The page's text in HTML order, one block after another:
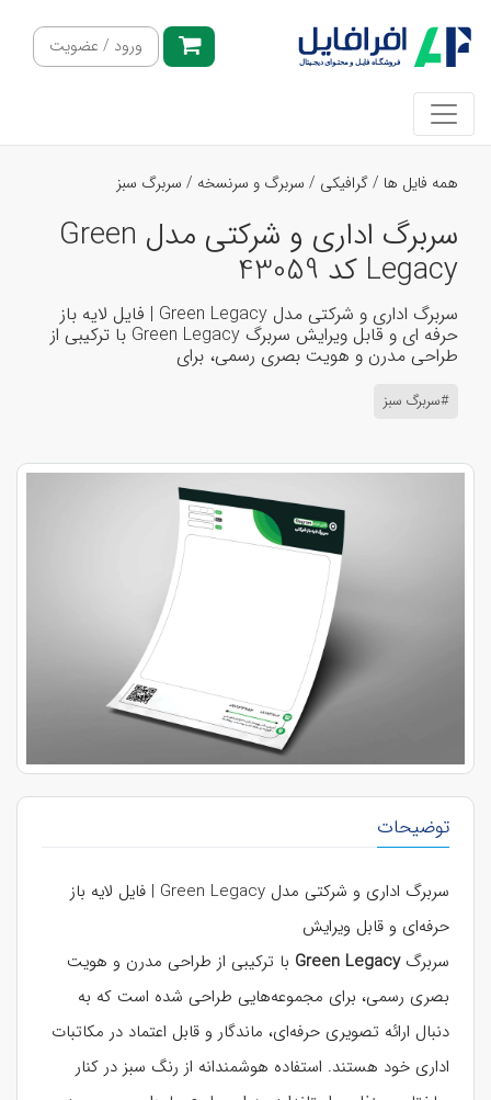
ورود / عضویت
همه فایل ها /گرافیکی / سربرگ و سرنسخه / سربرگ سبز
سربرگ اداری و شرکتی مدل Green
Legacy کد 43059
سربرگ اداری و شرکتی مدل Green Legacy | فایل لایه باز
حرفه ای و قابل ویرایش سربرگ Green Legacy با ترکیبی از
طراحی مدرن و هویت بصری رسمی، برای
#سربرگ سبز
توضیحات
سربرگ اداری و شرکتی مدل Green Legacy | فایل لایه باز
حرفه‌ای و قابل ویرایش
سربرگGreen Legacy با ترکیبی از طراحی مدرن و هویت
بصری رسمی، برای مجموعه‌هایی طراحی شده است که به
دنبال ارائه تصویری حرفه‌ای، ماندگار و قابل اعتماد در مکاتبات
اداری خود هستند. استفاده هوشمندانه از رنگ سبز در کنار